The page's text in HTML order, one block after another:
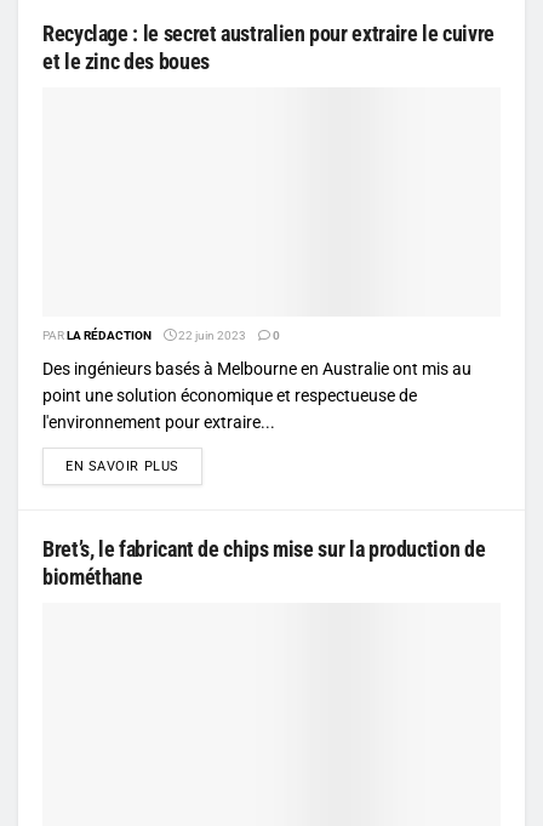
Recyclage : le secret australien pour extraire le cuivre
et le zinc des boues
PARLA RÉDACTION 22 juin 2023 0
Des ingénieurs basés à Melbourne en Australie ont mis au
point une solution économique et respectueuse de
l'environnement pour extraire...
EN SAVOIR PLUS
Bret’s, le fabricant de chips mise sur la production de
biométhane